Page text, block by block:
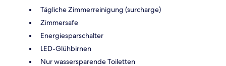
Tägliche Zimmerreinigung (surcharge)
Zimmersafe
Energiesparschalter
LED-Glühbirnen
Nur wassersparende Toiletten